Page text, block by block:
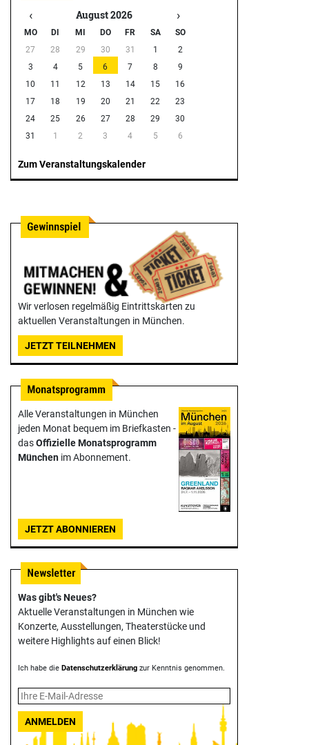
‹ August 2026 ›
MO DI MI DO FR SA
SO
27
28 29 30 31 1
2
3
4 5 6 7 8
9
10
11 12 13 14 15
16
17
18 19 20 21 22
23
24
25 26 27 28 29
30
31
1 2 3 4 5 6
Zum Veranstaltungskalender
Wir verlosen regelmäßig Eintrittskarten zu
aktuellen Veranstaltungen in München.
JETZT TEILNEHMEN
Alle Veranstaltungen in München
jeden Monat bequem im Briefkasten -
dasOffizielle Monats­programm
München im Abonnement.
JETZT ABONNIEREN
Was gibt's Neues?
Aktuelle Veranstaltungen in München wie
Konzerte, Ausstellungen, Theater­stücke und
weitere Highlights auf einen Blick!
Ich habe die Datenschutzerklärung zur Kenntnis genommen.
ANMELDEN